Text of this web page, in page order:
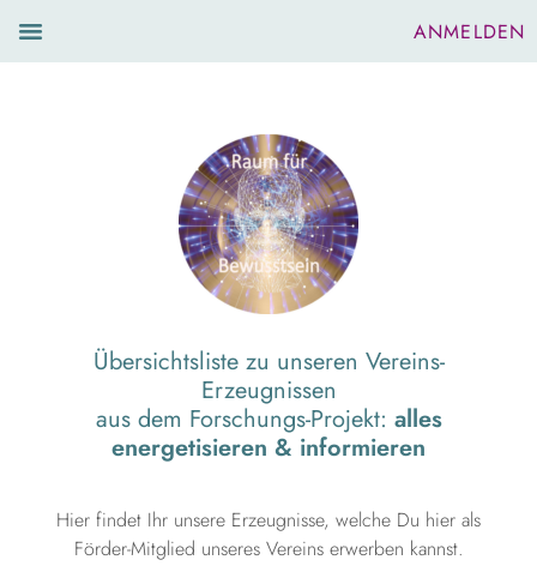
ANMELDEN
Übersichtsliste zu unseren Vereins-
Erzeugnissen
aus dem Forschungs-Projekt: alles
energetisieren & informieren
Hier findet Ihr unsere Erzeugnisse, welche Du hier als
Förder-Mitglied unseres Vereins erwerben kannst.